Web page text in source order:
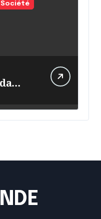
Société